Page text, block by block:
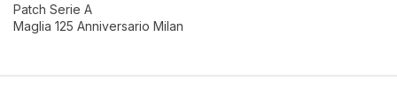
Patch Serie A
Maglia 125 Anniversario Milan